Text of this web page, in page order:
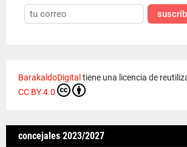
BarakaldoDigital tiene una licencia de
CC BY 4.0
concejales 2023/2027